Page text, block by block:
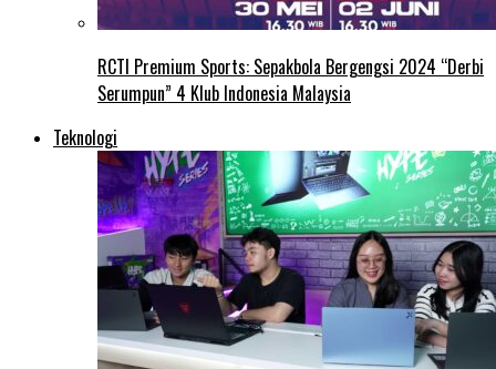
RCTI Premium Sports: Sepakbola Bergengsi 2024 “Derbi
Serumpun” 4 Klub Indonesia Malaysia
Teknologi